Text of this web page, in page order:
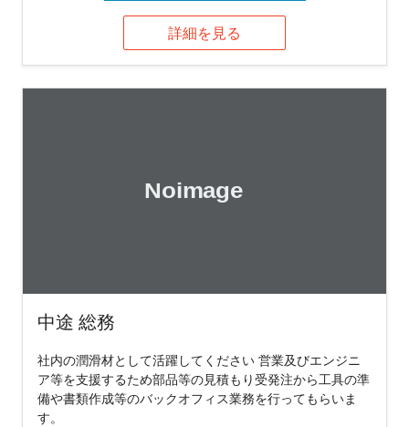
詳細を見る
中途 総務
社内の潤滑材として活躍してください 営業及びエンジニ
ア等を支援するため部品等の見積もり受発注から工具の準
備や書類作成等のバックオフィス業務を行ってもらいま
す。